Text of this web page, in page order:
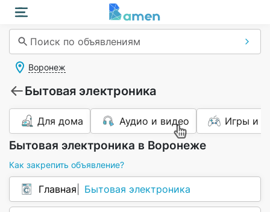
Поиск по объявлениям
Воронеж
Бытовая электроника
Для дома Аудио и видео Игры и
Бытовая электроника в Воронеже
Как закрепить объявление?
Главная Бытовая электроника